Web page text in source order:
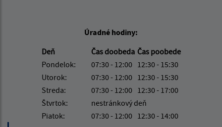
Úradné hodiny:
Deň
Čas doobeda Čas poobede
Pondelok:
07:30 - 12:00 12:30 - 15:30
Utorok:
07:30 - 12:00 12:30 - 15:30
Streda:
07:30 - 12:00 12:30 - 17:00
Štvrtok:
nestránkový deň
Piatok:
07:30 - 12:00 12:30 - 14:00